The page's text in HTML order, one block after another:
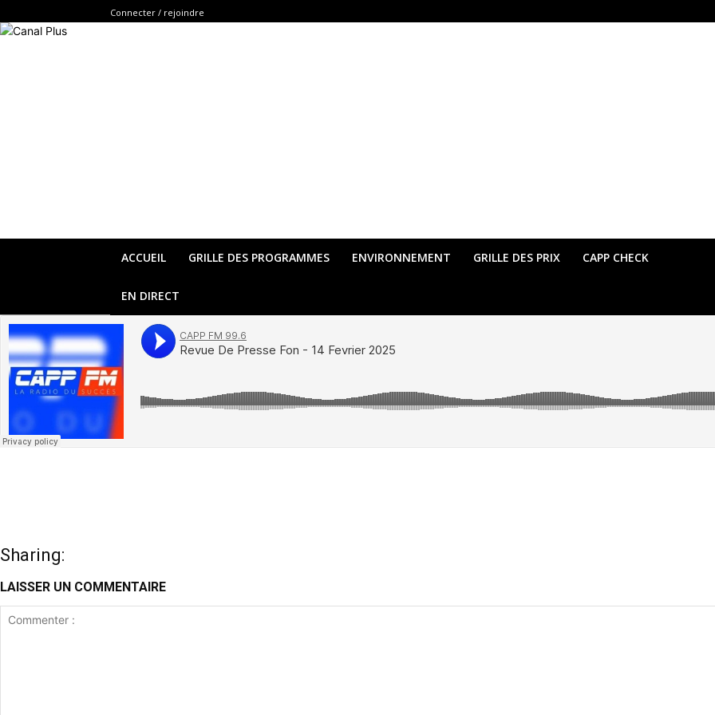
Connecter / rejoindre
ACCUEIL GRILLE DES PROGRAMMES ENVIRONNEMENT GRILLE DES PRIX CAPP CHECK
EN DIRECT
Sharing:
LAISSER UN COMMENTAIRE